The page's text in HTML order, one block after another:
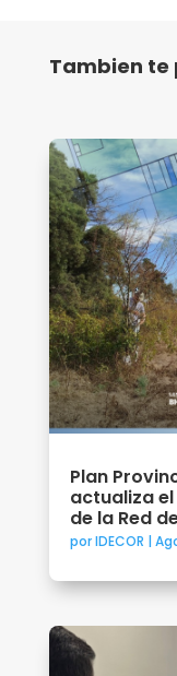
Tambien te
Plan
actualiza
de la Red
porIDECOR |